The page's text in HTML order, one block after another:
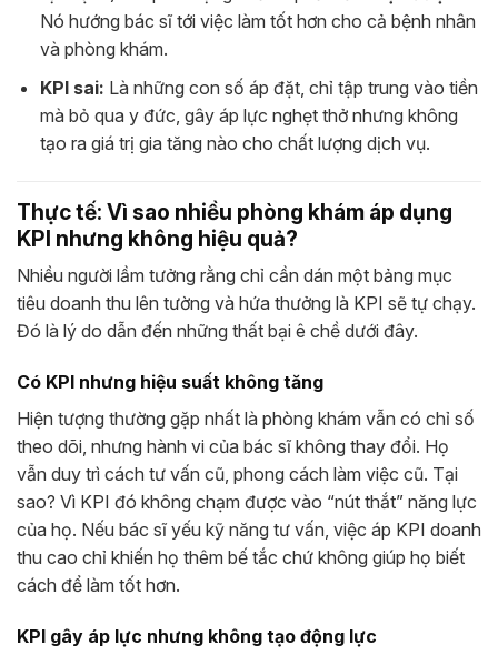
Nó hướng bác sĩ tới việc làm tốt hơn cho cả bệnh nhân
và phòng khám.
KPI sai: Là những con số áp đặt, chỉ tập trung vào tiền
mà bỏ qua y đức, gây áp lực nghẹt thở nhưng không
tạo ra giá trị gia tăng nào cho chất lượng dịch vụ.
Thực tế: Vì sao nhiều phòng khám áp dụng
KPI nhưng không hiệu quả?
Nhiều người lầm tưởng rằng chỉ cần dán một bảng mục
tiêu doanh thu lên tường và hứa thưởng là KPI sẽ tự chạy.
Đó là lý do dẫn đến những thất bại ê chề dưới đây.
Có KPI nhưng hiệu suất không tăng
Hiện tượng thường gặp nhất là phòng khám vẫn có chỉ số
theo dõi, nhưng hành vi của bác sĩ không thay đổi. Họ
vẫn duy trì cách tư vấn cũ, phong cách làm việc cũ. Tại
sao? Vì KPI đó không chạm được vào “nút thắt” năng lực
của họ. Nếu bác sĩ yếu kỹ năng tư vấn, việc áp KPI doanh
thu cao chỉ khiến họ thêm bế tắc chứ không giúp họ biết
cách để làm tốt hơn.
KPI gây áp lực nhưng không tạo động lực